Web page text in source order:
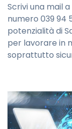
Scrivi una mail a
numero 039 94
potenzialità di
per lavorare in
soprattutto